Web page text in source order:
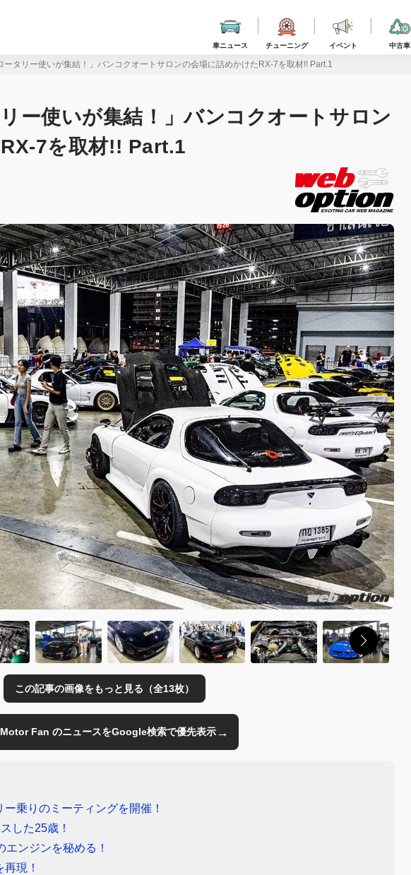
車ニュース チューニング イベント 中古車
ータリー使いが集結！」バンコクオートサロンの会場に詰めかけたRX-7を取材!! Part.1
ー使いが集結！」バンコクオートサロン
7を取材!! Part.1
この記事の画像をもっと見る（全13枚）
Motor Fan のニュースをGoogle検索で優先表示→
乗りのミーティングを開催！
した25歳！
ンジンを秘める！
現！